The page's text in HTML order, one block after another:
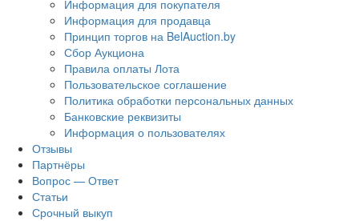
Информация для покупателя
Информация для продавца
Принцип торгов на BelAuction.by
Сбор Аукциона
Правила оплаты Лота
Пользовательское соглашение
Политика обработки персональных данных
Банковские реквизиты
Информация о пользователях
Отзывы
Партнёры
Вопрос — Ответ
Статьи
Срочный выкуп